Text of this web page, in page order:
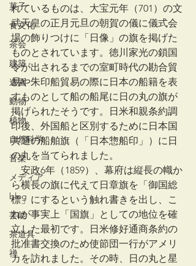
菓子
食文化
茶会
建築
造園
動物
植物
自然科学
音楽
メディア
blog
芸能
茶道具
禅
れているものは、大宝元年（701）の文
武天皇の正月元旦の朝賀の儀に儀式会
場の飾りつけに「日像」の旗を掲げた
ものとされています。徳川家光の鎖国
令が出されるまでの室町時代の勘合貿
易や朱印船貿易の際に日本の船籍を表
すものとして船の船尾に日の丸の旗が
掲げられたそうです。日米和親条約調
印後、外国船と区別するために日本国
共通の船舶旗（「日本惣船印」）に日
の丸を当てられました。
安政6年（1859）、幕府は縦長の幟か
ら横長の旗に代えて日章旗を「御国総
標」にするという触れ書きを出し、こ
れが事実上「国旗」としての地位を確
立した最初です。日米修好通商条約の
批准書交換のため使節団一行がアメリ
カを訪れました。その時、日の丸と星